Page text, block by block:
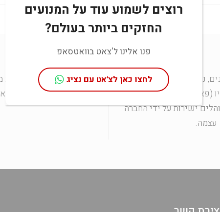
נבנים ונבדקים במפעל
(פארמה) וכל שלבי תהליך
ישירות על ידי החברה
עצמה.
יש לנו הידע להבטיח
לשפר באופן מתמיד
רוצים לשמוע עוד על המנועים
החזקים ביותר בעולם?
פנו אלינו ל'צאט בוואטסאפ
לחצו כאן לצ'אט עם נציג